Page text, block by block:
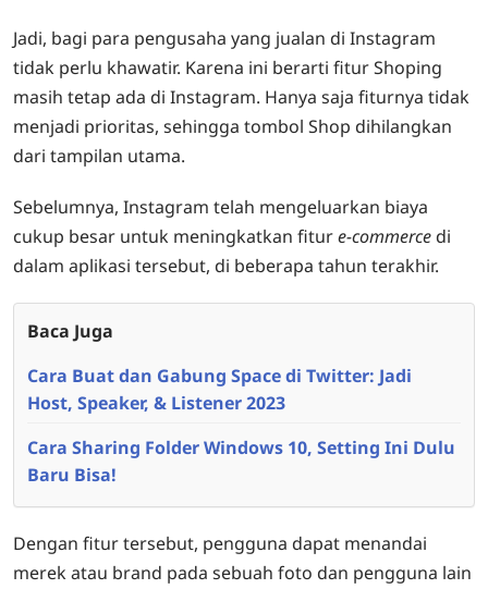
Jadi, bagi para pengusaha yang jualan di Instagram
tidak perlu khawatir. Karena ini berarti fitur Shoping
masih tetap ada di Instagram. Hanya saja fiturnya tidak
menjadi prioritas, sehingga tombol Shop dihilangkan
dari tampilan utama.
Sebelumnya, Instagram telah mengeluarkan biaya
cukup besar untuk meningkatkan fiture-commerce di
dalam aplikasi tersebut, di beberapa tahun terakhir.
Baca Juga
Cara Buat dan Gabung Space di Twitter: Jadi
Host, Speaker, & Listener 2023
Cara Sharing Folder Windows 10, Setting Ini Dulu
Baru Bisa!
Dengan fitur tersebut, pengguna dapat menandai
merek atau brand pada sebuah foto dan pengguna lain